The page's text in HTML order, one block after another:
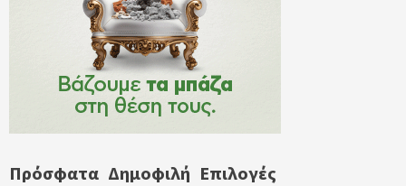
Πρόσφατα Δημοφιλή Επιλογές